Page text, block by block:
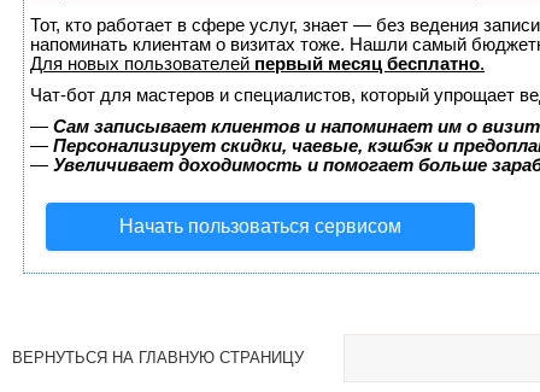
Тот, кто работает в сфере услуг, знает — без ведения
напоминать клиентам о визитах тоже. Нашли самый
Для новых пользователей первый месяц бесплатно.
Чат-бот для мастеров и специалистов, который упрощает
— Сам записывает клиентов и напоминает им о
— Персонализирует скидки, чаевые, кэшбэк и
— Увеличивает доходимость и помогает больше
Начать пользоваться сервисом
ВЕРНУТЬСЯ НА ГЛАВНУЮ СТРАНИЦУ